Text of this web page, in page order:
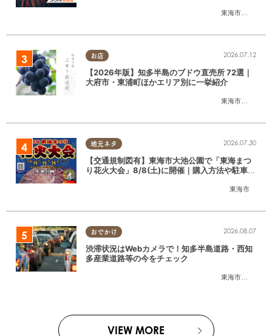
東海市
,大府市
お店
東海市
,大府市
2026.07.12
【2026年版】知多半島のブドウ直売所 72選｜
大府市・東浦町ほかエリア別に一挙紹介
地元ネタ
東海市
2026.07.30
【交通規制図有】東海市大池公園で「東海まつ
り花火大会」8/8(土)に開催｜購入方法や駐車場
おでかけ
東海市
,大府市
2026.08.07
渋滞状況はWebカメラで！知多半島道路・西知
多産業道路等の今をチェック
VIEW MORE